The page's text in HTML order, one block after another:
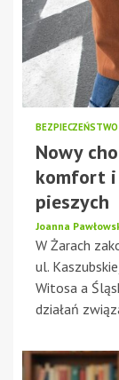
BEZPIECZEŃSTWO
Nowy
komfort i
pieszych
Joanna
W Żarach
ul.
Witosa a
działań